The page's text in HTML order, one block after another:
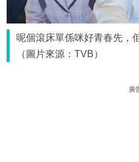
呢個滾床單係咪好青春先，
（圖片來源：TVB）
廣